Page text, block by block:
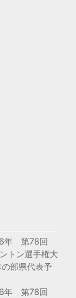
年 第78回
トン選手権大
部県代表予
年 第78回